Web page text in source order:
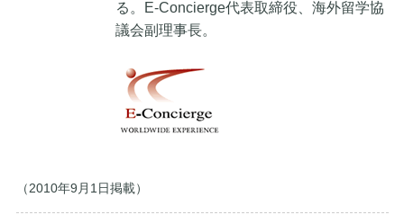
る。E-Concierge代表取締役、海外留学協
議会副理事長。
（2010年9月1日掲載）